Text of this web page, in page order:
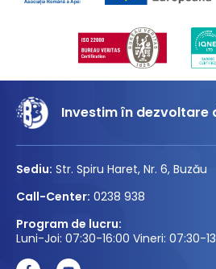
Investim în dezvoltare
Sediu: Str. Spiru Haret, Nr. 6, Buzău
Call-Center: 0238 938
Program de lucru:
Luni-Joi: 07:30-16:00 Vineri: 07:30-